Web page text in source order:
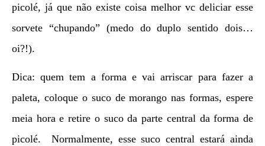
picolé, já que não existe coisa melhor vc deliciar esse
sorvete “chupando” (medo do duplo sentido dois…
oi?!).
Dica: quem tem a forma e vai arriscar para fazer a
paleta, coloque o suco de morango nas formas, espere
meia hora e retire o suco da parte central da forma de
picolé. Normalmente, esse suco central estará ainda